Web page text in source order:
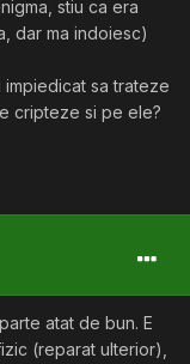
stiu ca era
dar ma indoiesc)
sa trateze
cripteze si pe ele?
atat de bun. E
(reparat ulterior),